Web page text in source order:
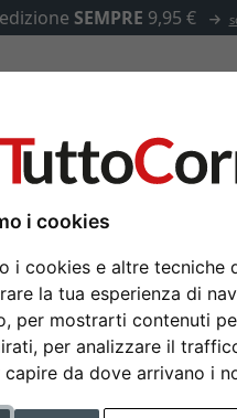
i cookies
i cookies e altre tecniche
la tua esperienza di
per mostrarti contenuti
per analizzare il
capire da dove arrivano i
SEMPRE 9,95 €
Accessori
Cornice